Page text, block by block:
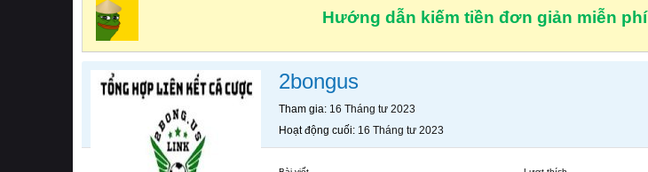
Hướng dẫn kiếm tiền đơn giản miễn phí
2bongus
Tham gia 16 Tháng tư 2023
Hoạt động cuối 16 Tháng tư 2023